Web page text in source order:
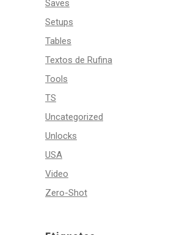
Saves
Setups
Tables
Textos de Rufina
Tools
TS
Uncategorized
Unlocks
USA
Video
Zero-Shot